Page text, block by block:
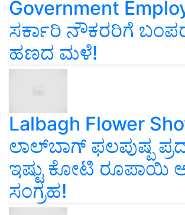
Government
ಸರ್ಕಾರಿ ನೌಕರರಿಗೆ
ಹಣದ ಮಳೆ!
Lalbagh Flower
ಲಾಲ್‌ಬಾಗ್ ಫಲಪುಷ್ಪ
ಇಷ್ಟು ಕೋಟಿ ರೂಪಾಯಿ
ಸಂಗ್ರಹ!